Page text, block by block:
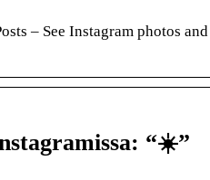
– See Instagram photos
“☀️”